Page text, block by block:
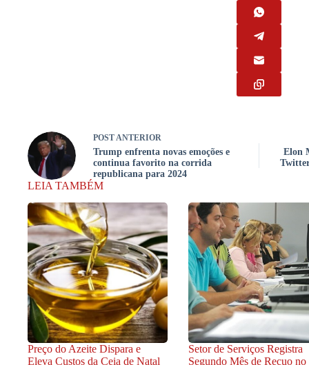
POSTANTERIOR
Trump enfrenta novas emoções e
continua favorito na corrida
republicana para 2024
Elon
LEIA TAMBÉM
Preço do Azeite Dispara e
Eleva Custos da Ceia de Natal
Setor de Serviços Registra
Segundo Mês de Recuo no